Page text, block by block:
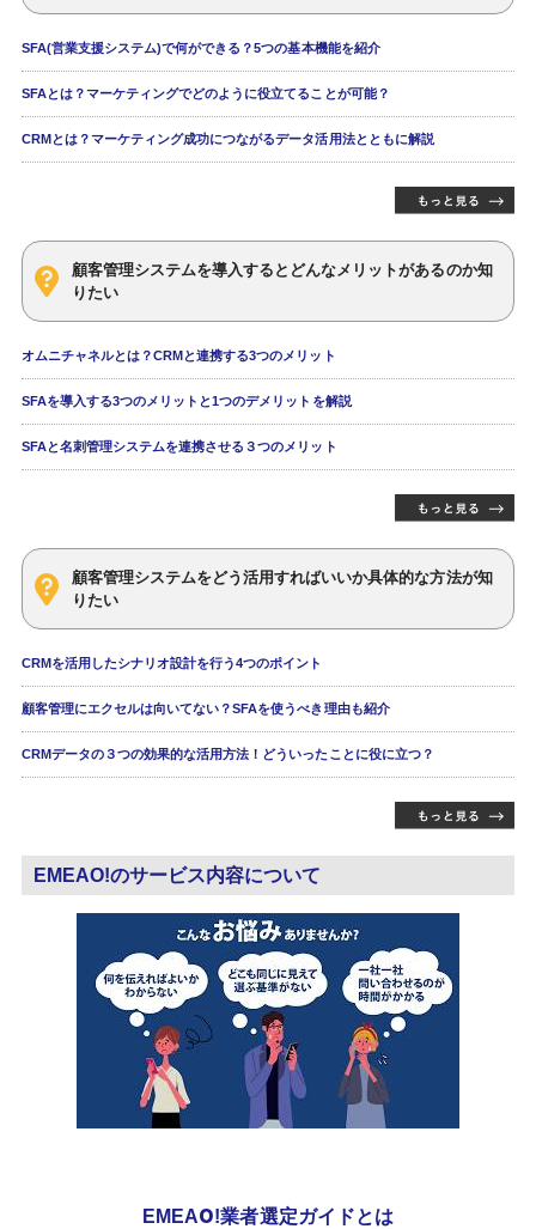
SFA(営業支援システム)で何ができる？5つの基本機能を紹介
SFAとは？マーケティングでどのように役立てることが可能？
CRMとは？マーケティング成功につながるデータ活用法とともに解説
顧客管理システムを導入するとどんなメリットがあるのか知
りたい
オムニチャネルとは？CRMと連携する3つのメリット
SFAを導入する3つのメリットと1つのデメリットを解説
SFAと名刺管理システムを連携させる３つのメリット
顧客管理システムをどう活用すればいいか具体的な方法が知
りたい
CRMを活用したシナリオ設計を行う4つのポイント
顧客管理にエクセルは向いてない？SFAを使うべき理由も紹介
CRMデータの３つの効果的な活用方法！どういったことに役に立つ？
EMEAO!のサービス内容について
EMEAO!業者選定ガイドとは